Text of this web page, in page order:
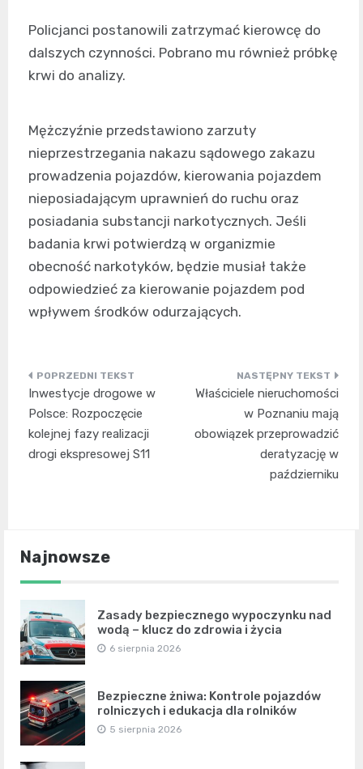
Policjanci postanowili zatrzymać kierowcę do
dalszych czynności. Pobrano mu również próbkę
krwi do analizy.
Mężczyźnie przedstawiono zarzuty
nieprzestrzegania nakazu sądowego zakazu
prowadzenia pojazdów, kierowania pojazdem
nieposiadającym uprawnień do ruchu oraz
posiadania substancji narkotycznych. Jeśli
badania krwi potwierdzą w organizmie
obecność narkotyków, będzie musiał także
odpowiedzieć za kierowanie pojazdem pod
wpływem środków odurzających.
Nawigacja
wpisu
Inwestycje drogowe w
Polsce: Rozpoczęcie
kolejnej fazy realizacji
drogi ekspresowej S11
Właściciele nieruchomości
w Poznaniu mają
obowiązek przeprowadzić
deratyzację w
październiku
Najnowsze
Zasady bezpiecznego wypoczynku nad
wodą – klucz do zdrowia i życia
6 sierpnia 2026
Bezpieczne żniwa: Kontrole pojazdów
rolniczych i edukacja dla rolników
5 sierpnia 2026